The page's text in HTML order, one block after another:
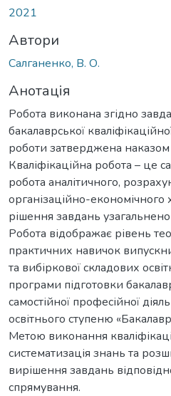
2021
Автори
Салганенко, В. О.
Анотація
Робота виконана згідно
бакалаврської
роботи затверджена
Кваліфікаційна робота – це
робота аналітичного,
організаційно-економічного
рішення завдань
Робота відображає рівень
практичних навичок
та вибіркової складових
програми підготовки
самостійної професійної
освітнього ступеню
Метою виконання
систематизація знань та
вирішення завдань
спрямування.